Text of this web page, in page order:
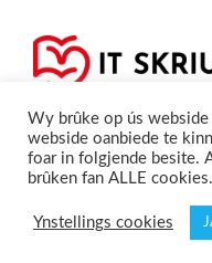
Wy brûke op ús
webside oanbiede te
foar in folgjende besite.
brûken fan ALLE cookies.
Ynstellings cookies